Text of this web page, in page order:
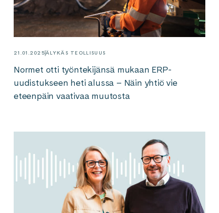
21.01.2025ÄLYKÄS TEOLLISUUS
Normet otti työntekijänsä mukaan ERP-
uudistukseen heti alussa – Näin yhtiö vie
eteenpäin vaativaa muutosta